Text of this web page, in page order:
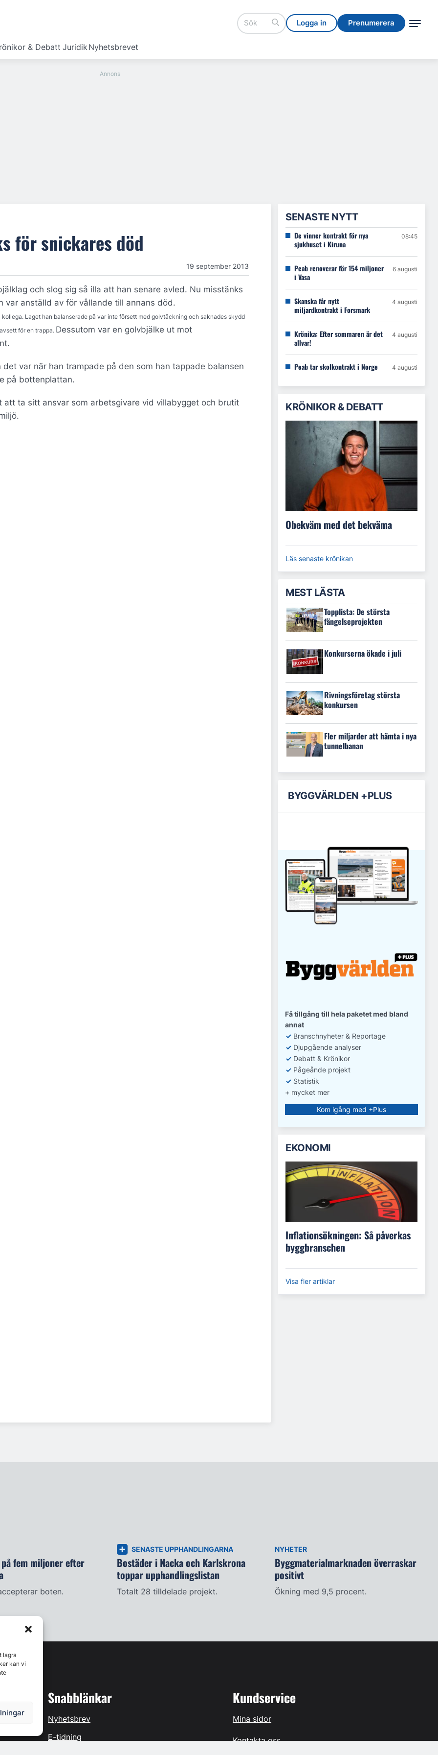
lagra
kan vi
Logga in Prenumerera
& Debatt JuridikNyhetsbrevet
Logga in Prenumerera
för snickares död
19 september 2013
och slog sig så illa att han senare avled. Nu misstänks
var anställd av för vållande till annans död.
Laget han balanserade på var inte försett med golvtäckning och saknades skydd
för en trappa. Dessutom var en golvbjälke ut mot
var när han trampade på den som han tappade balansen
på bottenplattan.
ta sitt ansvar som arbetsgivare vid villabygget och brutit
SENASTE NYTT
De vinner kontrakt för nya
sjukhuset i Kiruna
08:45
Peab renoverar för 154 miljoner
i Vasa
6 augusti
Skanska får nytt
miljardkontrakt i Forsmark
4 augusti
Krönika: Efter sommaren är det
allvar!
4 augusti
Peab tar skolkontrakt i Norge 4 augusti
KRÖNIKOR & DEBATT
Obekväm med det bekväma
Läs senaste krönikan
MEST LÄSTA
Topplista: De största
fängelseprojekten
Konkurserna ökade i juli
Rivningsföretag största
konkursen
Fler miljarder att hämta i nya
tunnelbanan
BYGGVÄRLDEN +PLUS
Få tillgång till hela paketet med bland
annat
✓ Branschnyheter & Reportage
✓ Djupgående analyser
✓ Debatt & Krönikor
✓ Pågeånde projekt
✓ Statistik
+ mycket mer
Kom igång med +Plus
EKONOMI
Inflationsökningen: Så påverkas
byggbranschen
Visa fler artiklar
på fem miljoner efter
boten.
SENASTE UPPHANDLINGARNA
Bostäder i Nacka och Karlskrona
toppar upphandlingslistan
Totalt 28 tilldelade projekt.
NYHETER
Byggmaterialmarknaden överraskar
positivt
Ökning med 9,5 procent.
Snabblänkar
Nyhetsbrev
E-tidning
Kundservice
Mina sidor
Kontakta oss